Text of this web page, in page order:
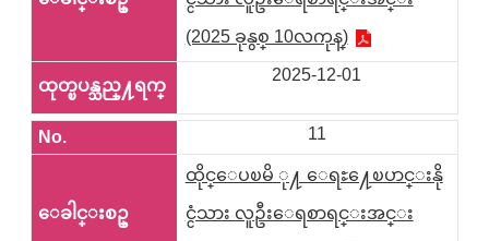
(2025 ခုနွစ္ 10လကုန္)
2025-12-01
11
ထိုင္ေပၿမိ ု႔ ေရႊ႔ေၿပာင္းနို
င္ငံသား လူဦးေရစာရင္းအင္း